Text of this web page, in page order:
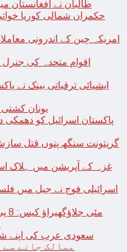
طالبان نے افغانستان
حکمراں شمالی کوریا
امریکہ چین کے اندرونی
اقوام متحدہ کی
ایشیائی ترقیاتی بینک نے
یونان
پاکستان اسرائیل کو
گرپتونت سنگھ پنوں قتل
ممالک جانے